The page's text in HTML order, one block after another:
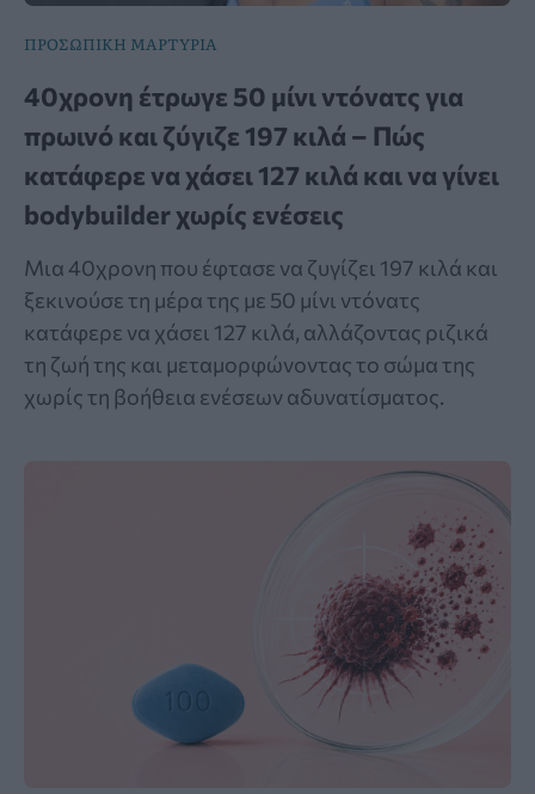
ΠΡΟΣΩΠΙΚΗ ΜΑΡΤΥΡΙΑ
40χρονη έτρωγε 50 μίνι ντόνατς για
πρωινό και ζύγιζε 197 κιλά – Πώς
κατάφερε να χάσει 127 κιλά και να γίνει
bodybuilder χωρίς ενέσεις
Μια 40χρονη που έφτασε να ζυγίζει 197 κιλά και
ξεκινούσε τη μέρα της με 50 μίνι ντόνατς
κατάφερε να χάσει 127 κιλά, αλλάζοντας ριζικά
τη ζωή της και μεταμορφώνοντας το σώμα της
χωρίς τη βοήθεια ενέσεων αδυνατίσματος.